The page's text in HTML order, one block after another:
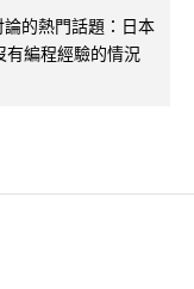
的熱門話題：日本
有編程經驗的情況